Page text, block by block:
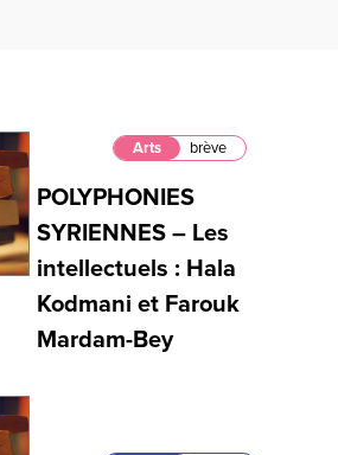
Arts brève
POLYPHONIES
SYRIENNES – Les
intellectuels : Hala
Kodmani et Farouk
Mardam-Bey